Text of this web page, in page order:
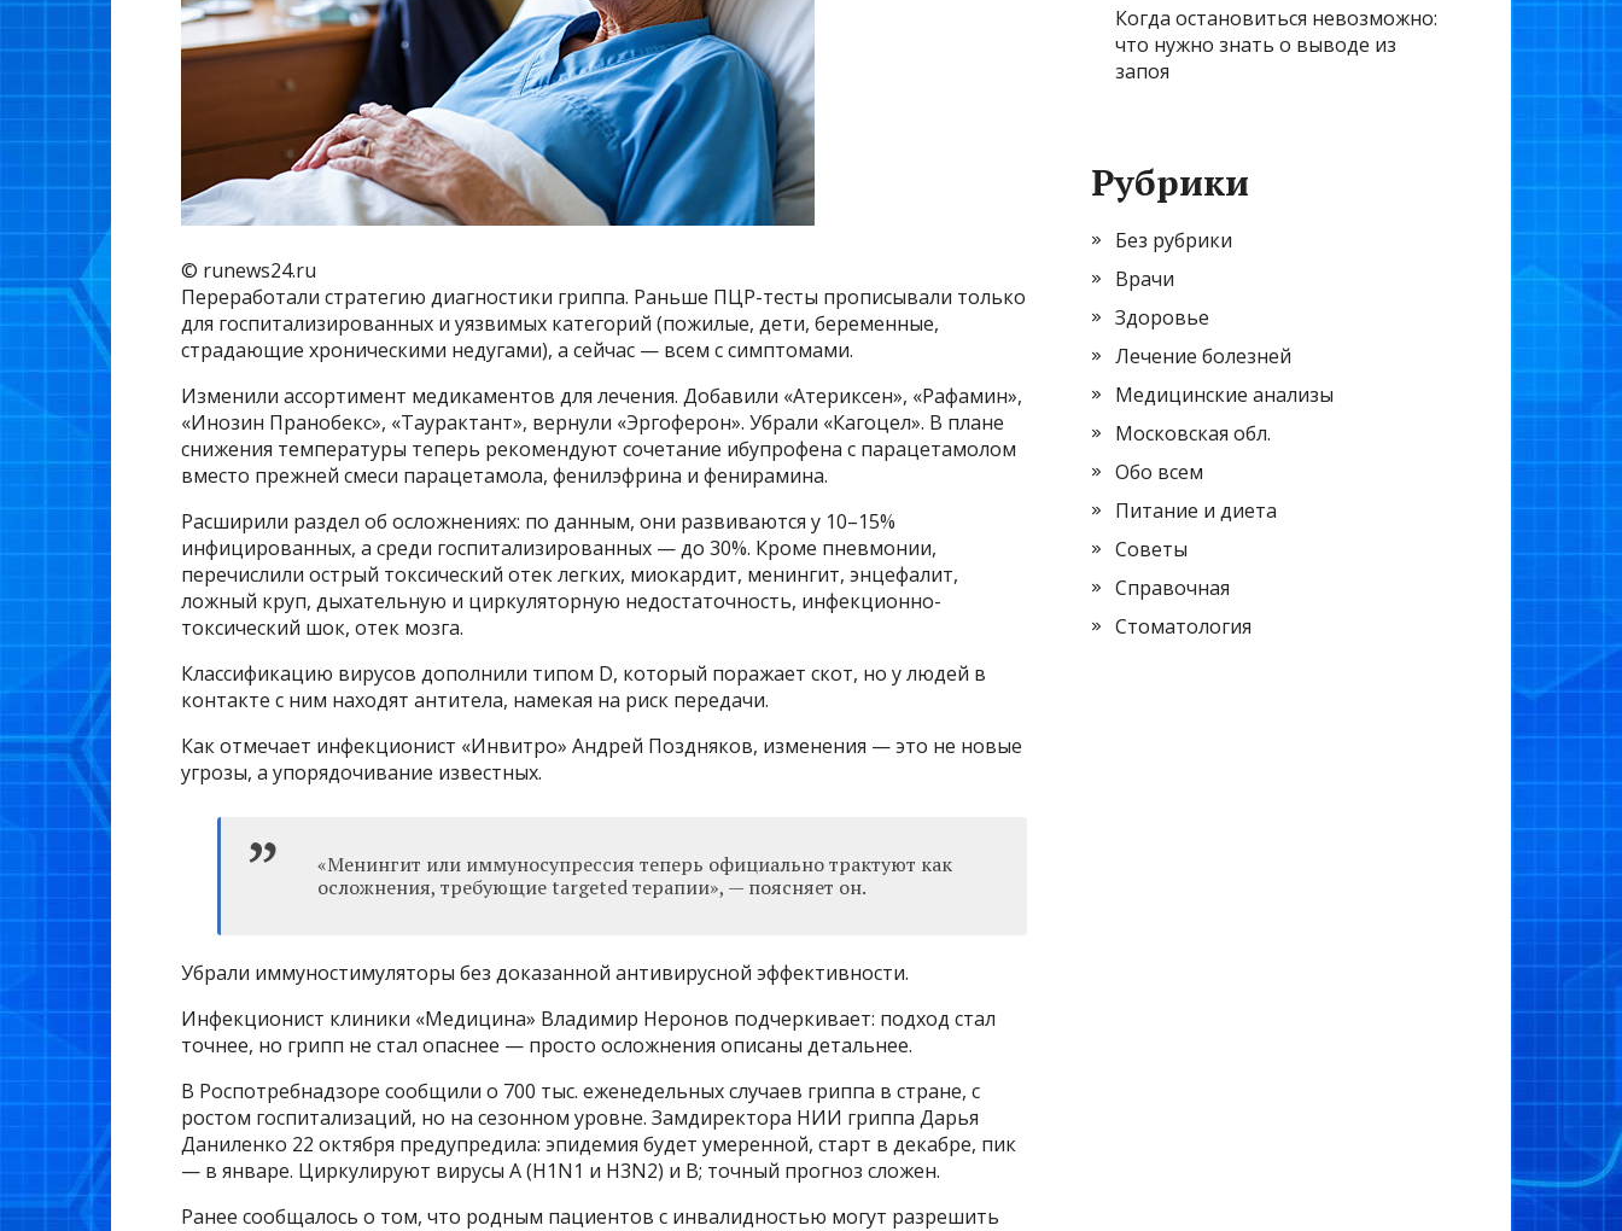
© runews24.ru
Переработали стратегию диагностики гриппа. Раньше ПЦР-тесты прописывали только
для госпитализированных и уязвимых категорий (пожилые, дети, беременные,
страдающие хроническими недугами), а сейчас — всем с симптомами.
Изменили ассортимент медикаментов для лечения. Добавили «Атериксен», «Рафамин»,
«Инозин Пранобекс», «Таурактант», вернули «Эргоферон». Убрали «Кагоцел». В плане
снижения температуры теперь рекомендуют сочетание ибупрофена с парацетамолом
вместо прежней смеси парацетамола, фенилэфрина и фенирамина.
Расширили раздел об осложнениях: по данным, они развиваются у 10–15%
инфицированных, а среди госпитализированных — до 30%. Кроме пневмонии,
перечислили острый токсический отек легких, миокардит, менингит, энцефалит,
ложный круп, дыхательную и циркуляторную недостаточность, инфекционно-
токсический шок, отек мозга.
Классификацию вирусов дополнили типом D, который поражает скот, но у людей в
контакте с ним находят антитела, намекая на риск передачи.
Как отмечает инфекционист «Инвитро» Андрей Поздняков, изменения — это не новые
угрозы, а упорядочивание известных.
«Менингит или иммуносупрессия теперь официально трактуют как
осложнения, требующие targeted терапии», — поясняет он.
Убрали иммуностимуляторы без доказанной антивирусной эффективности.
Инфекционист клиники «Медицина» Владимир Неронов подчеркивает: подход стал
точнее, но грипп не стал опаснее — просто осложнения описаны детальнее.
В Роспотребнадзоре сообщили о 700 тыс. еженедельных случаев гриппа в стране, с
ростом госпитализаций, но на сезонном уровне. Замдиректора НИИ гриппа Дарья
Даниленко 22 октября предупредила: эпидемия будет умеренной, старт в декабре, пик
— в январе. Циркулируют вирусы A (H1N1 и H3N2) и B; точный прогноз сложен.
Ранее сообщалось о том, что родным пациентов с инвалидностью могут разрешить
Когда остановиться невозможно:
что нужно знать о выводе из
запоя
Рубрики
Без рубрики
Врачи
Здоровье
Лечение болезней
Медицинские анализы
Московская обл.
Обо всем
Питание и диета
Советы
Справочная
Стоматология